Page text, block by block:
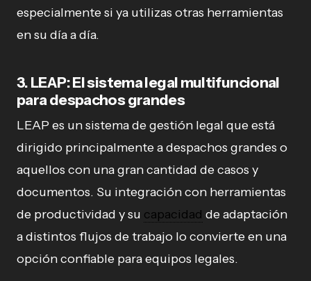
especialmente si ya utilizas otras herramientas
en su día a día.
3. LEAP: El sistema legal multifuncional
para despachos grandes
LEAP es un sistema de gestión legal que está
dirigido principalmente a despachos grandes o
aquellos con una gran cantidad de casos y
documentos. Su integración con herramientas
de productividad y su capacidad de adaptación
a distintos flujos de trabajo lo convierte en una
opción confiable para equipos legales.